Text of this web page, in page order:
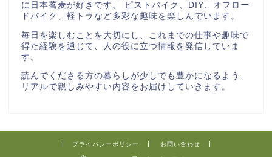
に日本蕎麦が好きです。 ピストバイク、DIY、オフロー
ドバイク、軽トラなど多彩な趣味を楽しんでいます。
毎日を楽しむことを大切にし、これまでの仕事や趣味で
得た経験を通じて、人の役に立つ情報を発信していま
す。
読んでくださる方の暮らしが少しでも豊かになるよう、
リアルで親しみやすい内容をお届けしていきます。
プライバシーポリシー お問い合わせ